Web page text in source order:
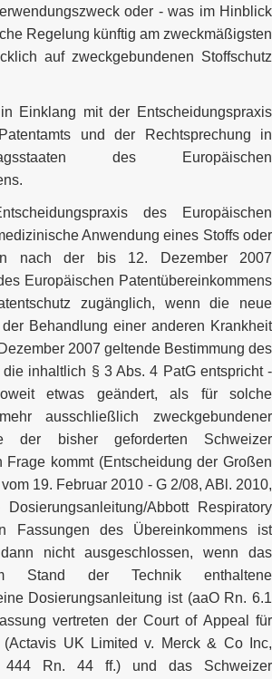
oder - was im Hinblick
Regelung künftig am zweckmäßigsten
auf zweckgebundenen Stoffschutz
Einklang mit der Entscheidungspraxis
und der Rechtsprechung in
des Europäischen
des Europäischen
Anwendung eines Stoffs oder
nach der bis 12. Dezember 2007
Europäischen Patentübereinkommens
zugänglich, wenn die neue
Behandlung einer anderen Krankheit
2007 geltende Bestimmung des
inhaltlich § 3 Abs. 4 PatG entspricht -
etwas geändert, als für solche
ausschließlich zweckgebundener
der bisher geforderten Schweizer
Frage kommt (Entscheidung der Großen
19. Februar 2010 - G 2/08, ABl. 2010,
Abbott Respiratory
Fassungen des Übereinkommens ist
nicht ausgeschlossen, wenn das
Stand der Technik enthaltene
Dosierungsanleitung ist (aaO Rn. 6.1
vertreten der Court of Appeal für
(Actavis UK Limited v. Merck & Co Inc,
444 Rn. 44 ff.) und das Schweizer